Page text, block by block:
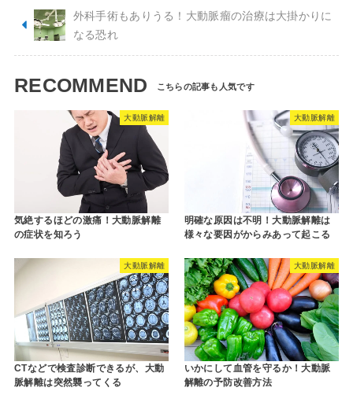
外科手術もありうる！大動脈瘤の治療は大掛かりに
なる恐れ
RECOMMEND
大動脈解離
気絶するほどの激痛！大動脈解離
の症状を知ろう
大動脈解離
明確な原因は不明！大動脈解離は
様々な要因がからみあって起こる
大動脈解離
CTなどで検査診断できるが、大動
脈解離は突然襲ってくる
大動脈解離
いかにして血管を守るか！大動脈
解離の予防改善方法